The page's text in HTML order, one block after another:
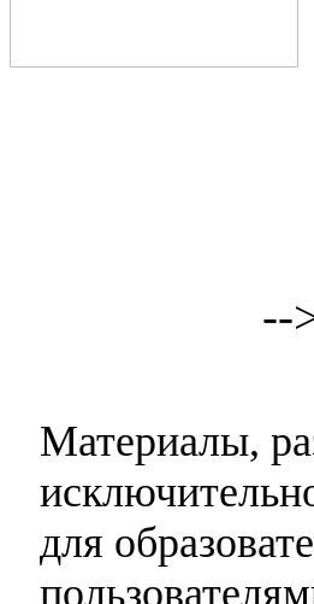
--
Материалы,
для